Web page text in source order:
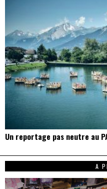
Un reportage pas neutre au
A